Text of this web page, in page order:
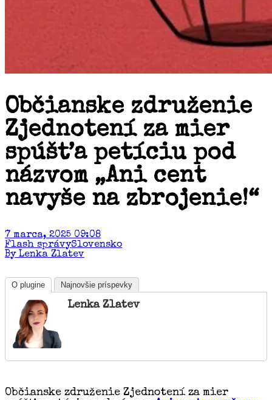
Občianske združenie
Zjednotení za mier
spúšťa petíciu pod
názvom „Ani cent
navyše na zbrojenie!“
7 marca, 2025 09:08
Flash správySlovensko
By Lenka Zlatev
O plugine Najnovšie príspevky
Lenka Zlatev
Občianske združenie Zjednotení za mier